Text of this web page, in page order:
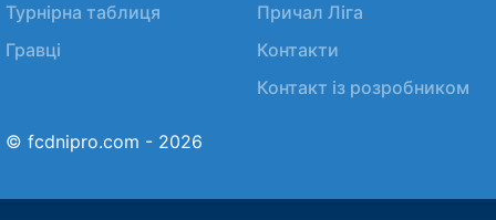
Турнірна таблиця
Гравці
Причал Ліга
Контакти
Контакт із розробником
© fcdnipro.com - 2026